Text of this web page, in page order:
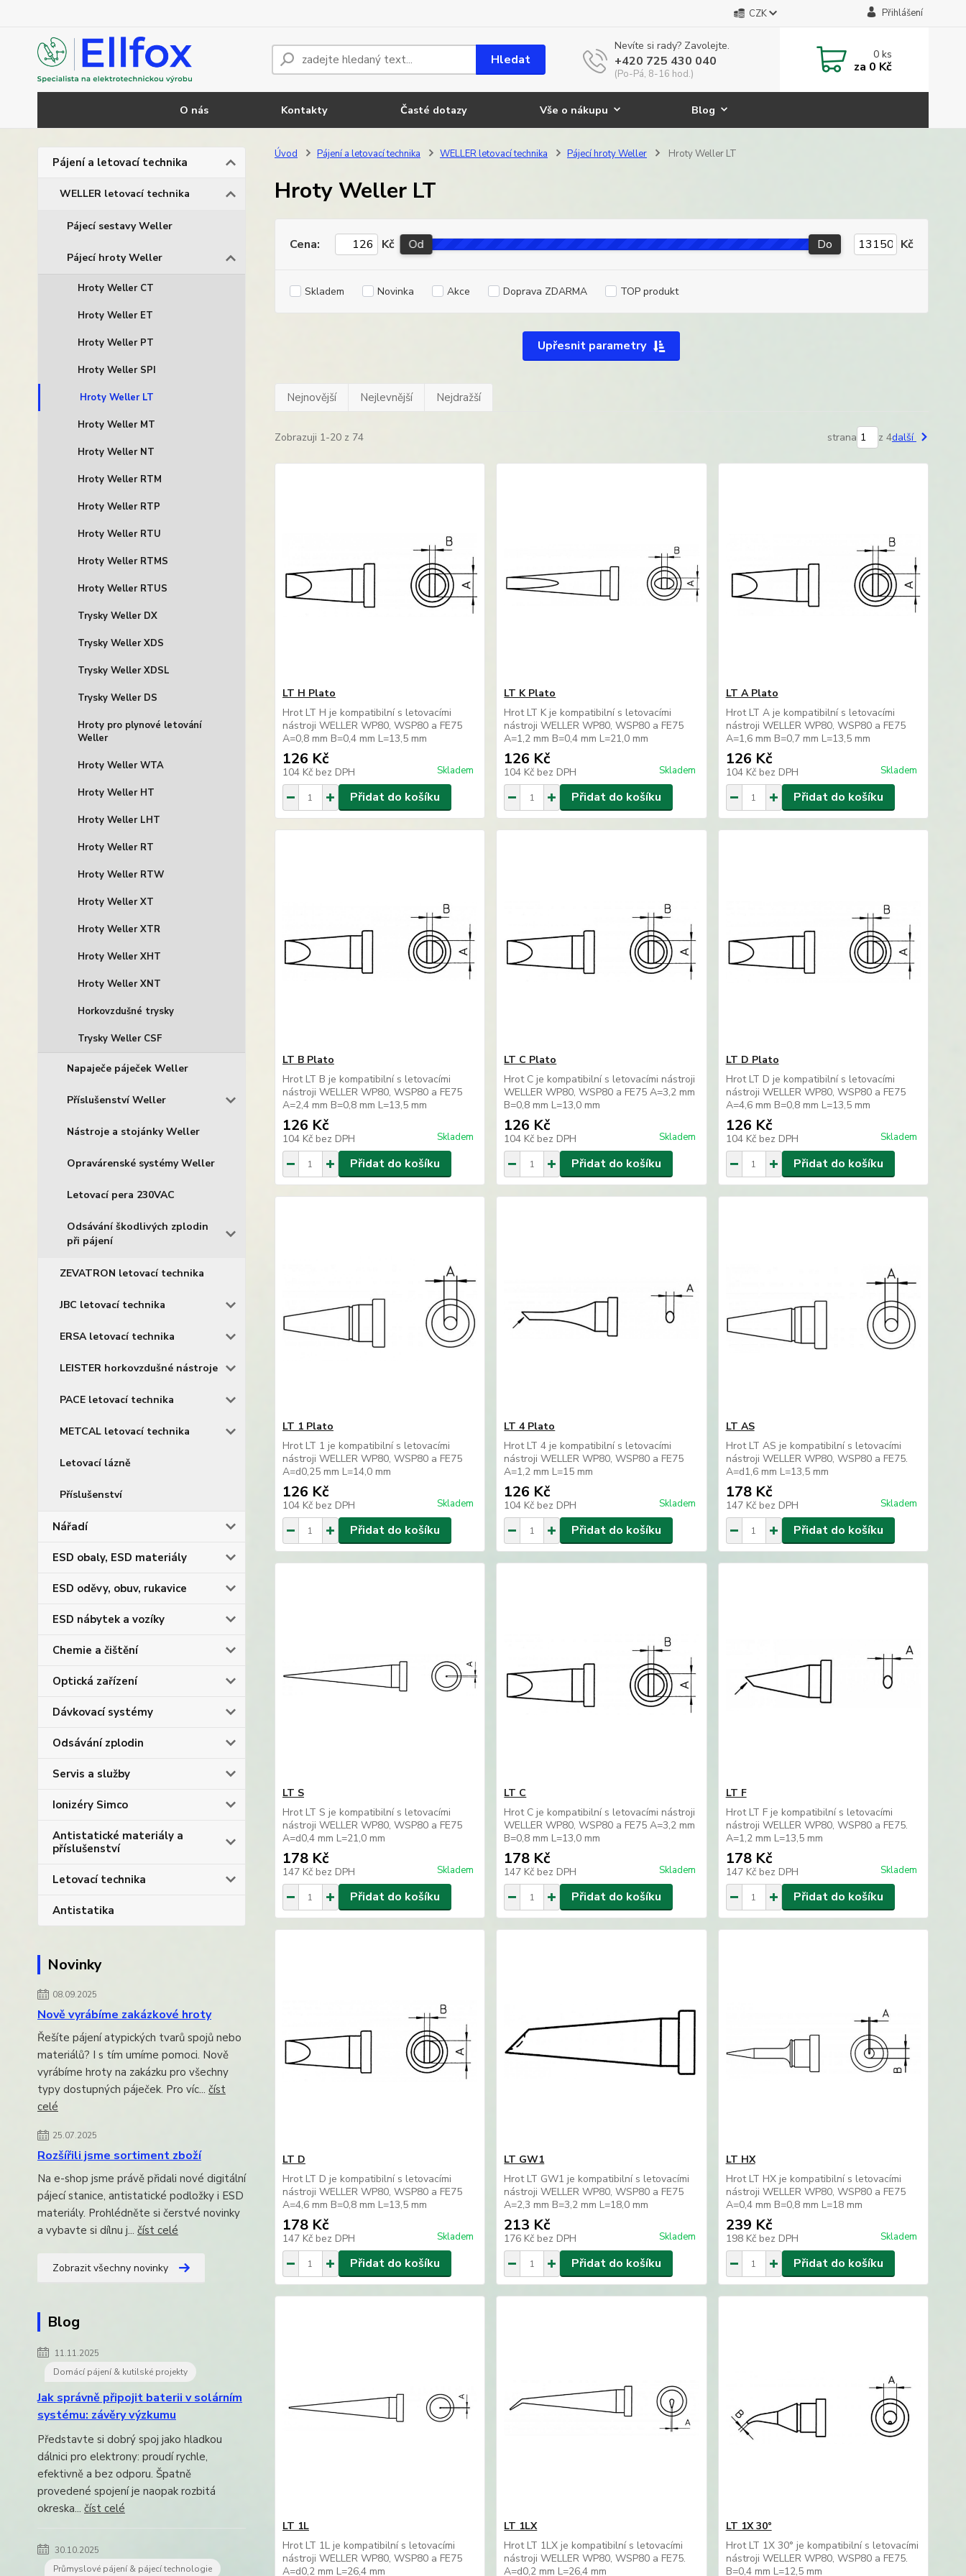
O nás Kontakty Časté dotazy Vše o nákupu Blog
CZK Přihlášení
Hledat
Nevíte si rady? Zavolejte.
+420 725 430 040
(Po-Pá, 8-16 hod.)
0ks
za 0 Kč
Pájení a letovací technika
WELLER letovací technika
Pájecí sestavy Weller
Pájecí hroty Weller
Hroty Weller CT
Hroty Weller ET
Hroty Weller PT
Hroty Weller SPI
Hroty Weller LT
Hroty Weller MT
Hroty Weller NT
Hroty Weller RTM
Hroty Weller RTP
Hroty Weller RTU
Hroty Weller RTMS
Hroty Weller RTUS
Trysky Weller DX
Trysky Weller XDS
Trysky Weller XDSL
Trysky Weller DS
Hroty pro plynové letování
Weller
Hroty Weller WTA
Hroty Weller HT
Hroty Weller LHT
Hroty Weller RT
Hroty Weller RTW
Hroty Weller XT
Hroty Weller XTR
Hroty Weller XHT
Hroty Weller XNT
Horkovzdušné trysky
Trysky Weller CSF
Napaječe páječek Weller
Příslušenství Weller
Nástroje a stojánky Weller
Opravárenské systémy Weller
Letovací pera 230VAC
Odsávání škodlivých zplodin
při pájení
ZEVATRON letovací technika
JBC letovací technika
ERSA letovací technika
LEISTER horkovzdušné nástroje
PACE letovací technika
METCAL letovací technika
Letovací lázně
Příslušenství
Nářadí
ESD obaly, ESD materiály
ESD oděvy, obuv, rukavice
ESD nábytek a vozíky
Chemie a čištění
Optická zařízení
Dávkovací systémy
Odsávání zplodin
Servis a služby
Ionizéry Simco
Antistatické materiály a
příslušenství
Letovací technika
Antistatika
Novinky
08.09.2025
Nově vyrábíme zakázkové hroty
Řešíte pájení atypických tvarů spojů nebo
materiálů? I s tím umíme pomoci. Nově
vyrábíme hroty na zakázku pro všechny
typy dostupných páječek. Pro víc... číst
celé
25.07.2025
Rozšířili jsme sortiment zboží
Na e-shop jsme právě přidali nové digitální
pájecí stanice, antistatické podložky i ESD
materiály. Prohlédněte si čerstvé novinky
a vybavte si dílnu j... číst celé
Zobrazit všechny novinky
Blog
11.11.2025
Domácí pájení & kutilské projekty
Jak správně připojit baterii v solárním
systému: závěry výzkumu
Představte si dobrý spoj jako hladkou
dálnici pro elektrony: proudí rychle,
efektivně a bez odporu. Špatně
provedené spojení je naopak rozbitá
okreska... číst celé
30.10.2025
Průmyslové pájení & pájecí technologie
Úvod Pájení a letovací technika WELLER letovací technika Pájecí hroty Weller Hroty Weller LT
Hroty Weller LT
Upřesnit parametry
Cena: Kč Od Do Kč
Skladem Novinka Akce Doprava ZDARMA TOP produkt
Nejnovější Nejlevnější Nejdražší
Zobrazuji 1-20 z 74 strana z 4další
LT H Plato
Hrot LT H je kompatibilní s letovacími
nástroji WELLER WP80, WSP80 a FE75
A=0,8 mm B=0,4 mm L=13,5 mm
126 Kč
104 Kč bez DPH Skladem
Přidat do košíku
LT K Plato
Hrot LT K je kompatibilní s letovacími
nástroji WELLER WP80, WSP80 a FE75
A=1,2 mm B=0,4 mm L=21,0 mm
126 Kč
104 Kč bez DPH Skladem
Přidat do košíku
LT A Plato
Hrot LT A je kompatibilní s letovacími
nástroji WELLER WP80, WSP80 a FE75
A=1,6 mm B=0,7 mm L=13,5 mm
126 Kč
104 Kč bez DPH Skladem
Přidat do košíku
LT B Plato
Hrot LT B je kompatibilní s letovacími
nástroji WELLER WP80, WSP80 a FE75
A=2,4 mm B=0,8 mm L=13,5 mm
126 Kč
104 Kč bez DPH Skladem
Přidat do košíku
LT C Plato
Hrot C je kompatibilní s letovacími nástroji
WELLER WP80, WSP80 a FE75 A=3,2 mm
B=0,8 mm L=13,0 mm
126 Kč
104 Kč bez DPH Skladem
Přidat do košíku
LT D Plato
Hrot LT D je kompatibilní s letovacími
nástroji WELLER WP80, WSP80 a FE75
A=4,6 mm B=0,8 mm L=13,5 mm
126 Kč
104 Kč bez DPH Skladem
Přidat do košíku
LT 1 Plato
Hrot LT 1 je kompatibilní s letovacími
nástroji WELLER WP80, WSP80 a FE75
A=d0,25 mm L=14,0 mm
126 Kč
104 Kč bez DPH Skladem
Přidat do košíku
LT 4 Plato
Hrot LT 4 je kompatibilní s letovacími
nástroji WELLER WP80, WSP80 a FE75
A=1,2 mm L=15 mm
126 Kč
104 Kč bez DPH Skladem
Přidat do košíku
LT AS
Hrot LT AS je kompatibilní s letovacími
nástroji WELLER WP80, WSP80 a FE75.
A=d1,6 mm L=13,5 mm
178 Kč
147 Kč bez DPH Skladem
Přidat do košíku
LT S
Hrot LT S je kompatibilní s letovacími
nástroji WELLER WP80, WSP80 a FE75
A=d0,4 mm L=21,0 mm
178 Kč
147 Kč bez DPH Skladem
Přidat do košíku
LT C
Hrot C je kompatibilní s letovacími nástroji
WELLER WP80, WSP80 a FE75 A=3,2 mm
B=0,8 mm L=13,0 mm
178 Kč
147 Kč bez DPH Skladem
Přidat do košíku
LT F
Hrot LT F je kompatibilní s letovacími
nástroji WELLER WP80, WSP80 a FE75.
A=1,2 mm L=13,5 mm
178 Kč
147 Kč bez DPH Skladem
Přidat do košíku
LT D
Hrot LT D je kompatibilní s letovacími
nástroji WELLER WP80, WSP80 a FE75
A=4,6 mm B=0,8 mm L=13,5 mm
178 Kč
147 Kč bez DPH Skladem
Přidat do košíku
LT GW1
Hrot LT GW1 je kompatibilní s letovacími
nástroji WELLER WP80, WSP80 a FE75
A=2,3 mm B=3,2 mm L=18,0 mm
213 Kč
176 Kč bez DPH Skladem
Přidat do košíku
LT HX
Hrot LT HX je kompatibilní s letovacími
nástroji WELLER WP80, WSP80 a FE75
A=0,4 mm B=0,8 mm L=18 mm
239 Kč
198 Kč bez DPH Skladem
Přidat do košíku
LT 1L
Hrot LT 1L je kompatibilní s letovacími
nástroji WELLER WP80, WSP80 a FE75
A=d0,2 mm L=26,4 mm
LT 1LX
Hrot LT 1LX je kompatibilní s letovacími
nástroji WELLER WP80, WSP80 a FE75.
A=d0,2 mm L=26,4 mm
LT 1X 30°
Hrot LT 1X 30° je kompatibilní s letovacími
nástroji WELLER WP80, WSP80 a FE75.
B=0,4 mm L=12,5 mm